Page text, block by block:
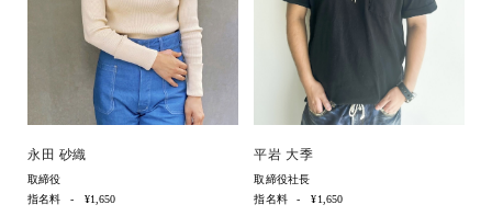
永田 砂織
取締役
指名料
¥1,650
平岩 大季
取締役社長
指名料
¥1,650